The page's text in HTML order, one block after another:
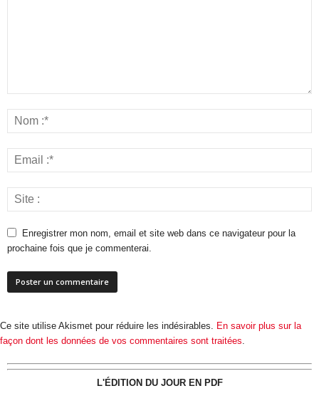
Enregistrer mon nom, email et site web dans ce navigateur pour la
prochaine fois que je commenterai.
Ce site utilise Akismet pour réduire les indésirables. En savoir plus sur la
façon dont les données de vos commentaires sont traitées
L'ÉDITION DU JOUR EN PDF